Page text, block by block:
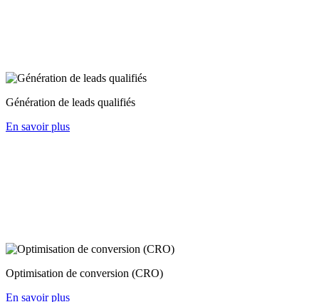
Génération de leads qualifiés
En savoir plus
Optimisation de conversion (CRO)
En savoir plus